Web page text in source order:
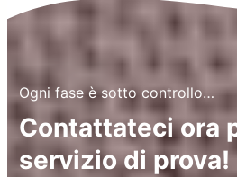
Ogni fase è sotto controllo…
Contattateci ora
servizio di prova!